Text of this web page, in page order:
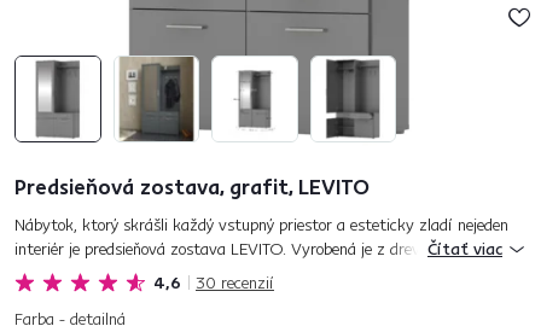
Predsieňová zostava, grafit, LEVITO
4,6 30 recenzií
Nábytok, ktorý skrášli každý vstupný priestor a esteticky zladí nejeden
interiér je predsieňová zostava LEVITO. Vyrobená je z drevotriesky vo
farebnom prevedení grafit. Ponúka dostatok úložného pri...
Čítať viac
Farba - detailná